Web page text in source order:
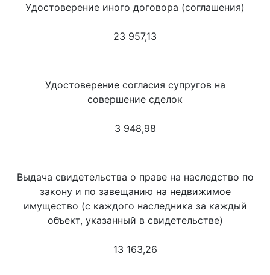
Удостоверение иного договора (соглашения)
23 957,13
Удостоверение согласия супругов на
совершение сделок
3 948,98
Выдача свидетельства о праве на наследство по
закону и по завещанию на недвижимое
имущество (с каждого наследника за каждый
объект, указанный в свидетельстве)
13 163,26